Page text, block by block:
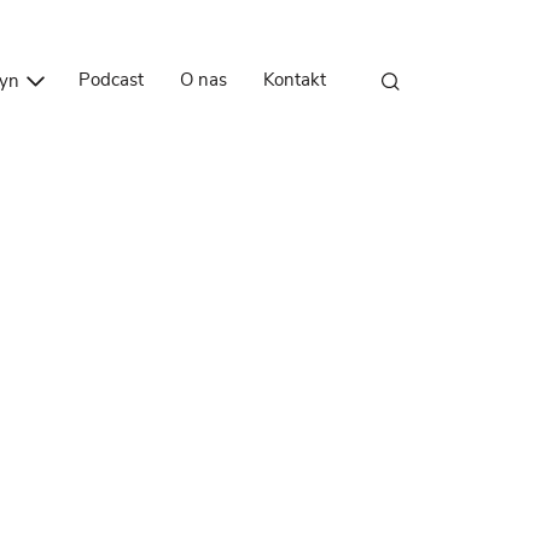
Podcast O nas Kontakt
Przejdź do treści